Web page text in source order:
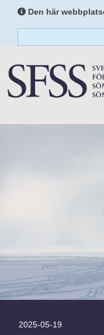
Den här
2025-05-19